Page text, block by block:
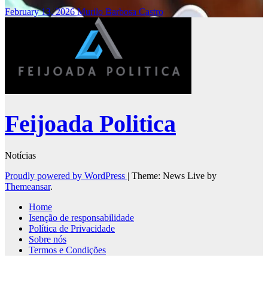
February 13, 2026Murilo Barbosa Castro
Feijoada Politica
Notícias
Proudly powered by WordPress | Theme: News Live by
Themeansar.
Home
Isenção de responsabilidade
Política de Privacidade
Sobre nós
Termos e Condições